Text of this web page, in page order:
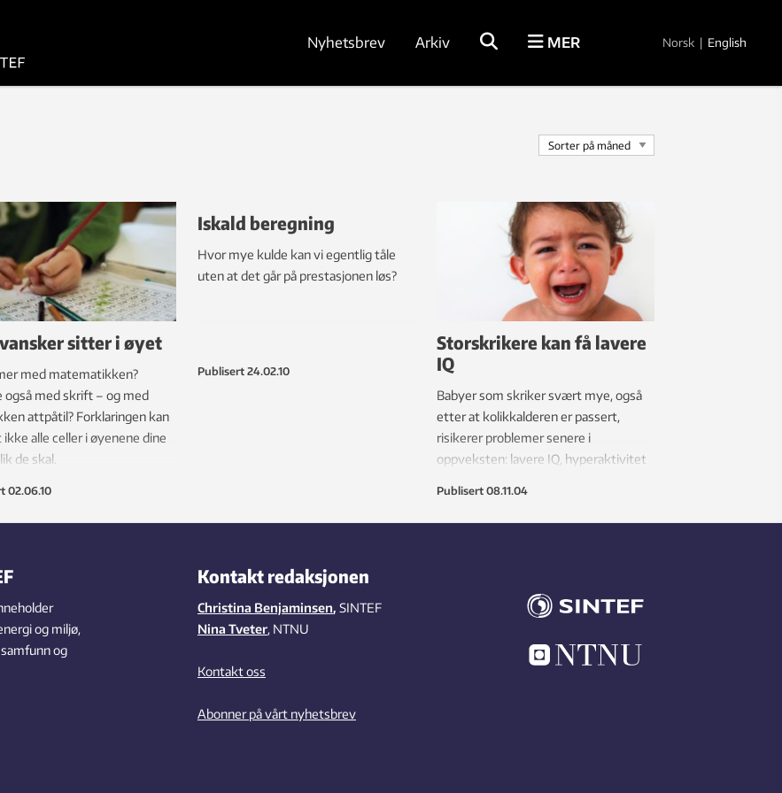
Nyhetsbrev Arkiv MER Norsk | English
sitter i øyet
med matematikken?
også med skrift – og med
attpåtil? Forklaringen kan
alle celler i øyenene dine
de skal.
02.06.10
Iskald beregning
Hvor mye kulde kan vi egentlig tåle
uten at det går på prestasjonen løs?
Publisert 24.02.10
Storskrikere kan få lavere
IQ
Babyer som skriker svært mye, også
etter at kolikkalderen er passert,
risikerer problemer senere i
oppveksten: lavere IQ, hyperaktivitet
Publisert 08.11.04
og miljø,
og
Kontakt redaksjonen
Christina Benjaminsen, SINTEF
Nina Tveter, NTNU
Kontakt oss
Abonner på vårt nyhetsbrev